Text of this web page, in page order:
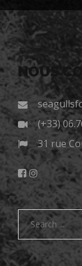
NOUS
(+33)
31 rue